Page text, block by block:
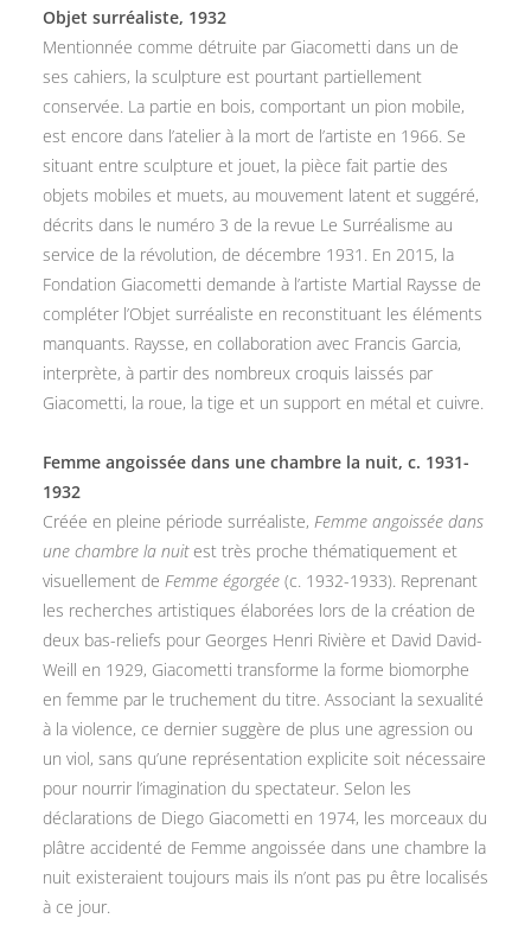
Objet surréaliste, 1932
Mentionnée comme détruite par Giacometti dans un de
ses cahiers, la sculpture est pourtant partiellement
conservée. La partie en bois, comportant un pion mobile,
est encore dans l’atelier à la mort de l’artiste en 1966. Se
situant entre sculpture et jouet, la pièce fait partie des
objets mobiles et muets, au mouvement latent et suggéré,
décrits dans le numéro 3 de la revue Le Surréalisme au
service de la révolution, de décembre 1931. En 2015, la
Fondation Giacometti demande à l’artiste Martial Raysse de
compléter l’Objet surréaliste en reconstituant les éléments
manquants. Raysse, en collaboration avec Francis Garcia,
interprète, à partir des nombreux croquis laissés par
Giacometti, la roue, la tige et un support en métal et cuivre.
Femme angoissée dans une chambre la nuit, c. 1931-
1932
Créée en pleine période surréaliste, Femme angoissée dans
une chambre la nuitest très proche thématiquement et
visuellement de Femme égorgée (c. 1932-1933). Reprenant
les recherches artistiques élaborées lors de la création de
deux bas-reliefs pour Georges Henri Rivière et David David-
Weill en 1929, Giacometti transforme la forme biomorphe
en femme par le truchement du titre. Associant la sexualité
à la violence, ce dernier suggère de plus une agression ou
un viol, sans qu’une représentation explicite soit nécessaire
pour nourrir l’imagination du spectateur. Selon les
déclarations de Diego Giacometti en 1974, les morceaux du
plâtre accidenté de Femme angoissée dans une chambre la
nuit existeraient toujours mais ils n’ont pas pu être localisés
à ce jour.